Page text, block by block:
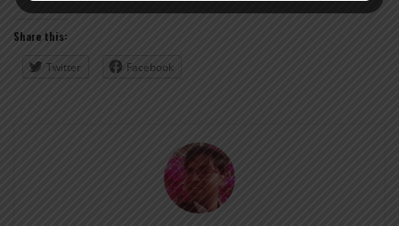
Share this:
Twitter Facebook